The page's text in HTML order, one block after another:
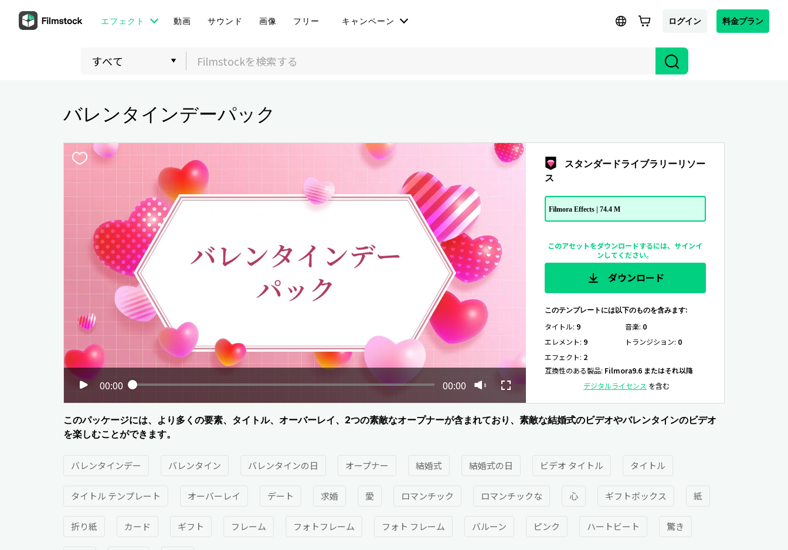
エフェクト 動画 サウンド 画像 フリー キャンペーン ログイン 料金プラン
バレンタインデーパック
00:00 00:00
スタンダードライブラリーリソー
ス
Filmora Effects | 74.4 M
このアセットをダウンロードするには、サインイ
ンしてください。
ダウンロード
このテンプレートには以下のものを含みます:
タイトル: 9 音楽: 0
エレメント: 9 トランジション: 0
エフェクト: 2
互換性のある製品: Filmora9.6 またはそれ以降
デジタルライセンス を含む
このパッケージには、より多くの要素、タイトル、オーバーレイ、2つの素敵なオープナーが含まれており、素敵な結婚式のビデオやバレンタインのビデオ
を楽しむことができます。
バレンタインデー バレンタイン バレンタインの日 オープナー 結婚式 結婚式の日 ビデオ タイトル タイトル
タイトル テンプレート オーバーレイ デート 求婚 愛 ロマンチック ロマンチックな 心 ギフトボックス 紙
折り紙 カード ギフト フレーム フォトフレーム フォト フレーム バルーン ピンク ハートビート 驚き